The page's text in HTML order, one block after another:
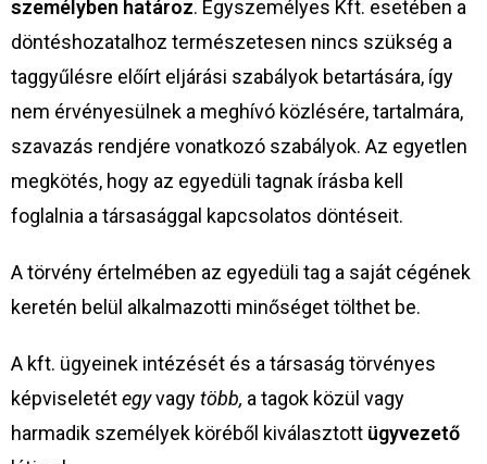
személyben határoz. Egyszemélyes Kft. esetében a
döntéshozatalhoz természetesen nincs szükség a
taggyűlésre előírt eljárási szabályok betartására, így
nem érvényesülnek a meghívó közlésére, tartalmára,
szavazás rendjére vonatkozó szabályok. Az egyetlen
megkötés, hogy az egyedüli tagnak írásba kell
foglalnia a társasággal kapcsolatos döntéseit.
A törvény értelmében az egyedüli tag a saját cégének
keretén belül alkalmazotti minőséget tölthet be.
A kft. ügyeinek intézését és a társaság törvényes
képviseletétegyvagytöbb, a tagok közül vagy
harmadik személyek köréből kiválasztott ügyvezető